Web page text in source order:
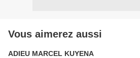
Vous aimerez aussi
ADIEU MARCEL KUYENA